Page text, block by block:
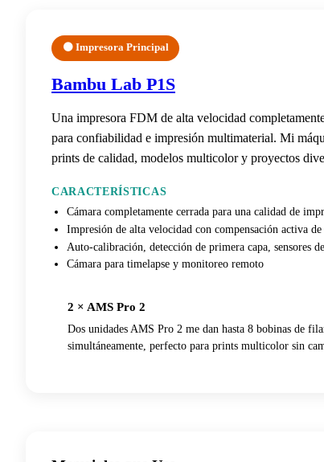
🟠 Impresora Principal
Bambu Lab P1S
Una impresora FDM de alta velocidad
para confiabilidad e impresión multimaterial. Mi
prints de calidad, modelos multicolor y proyectos
CARACTERÍSTICAS
Cámara completamente cerrada para una calidad de
Impresión de alta velocidad con compensación activa
Auto-calibración, detección de primera capa, sensores
Cámara para timelapse y monitoreo remoto
2 × AMS Pro 2
Dos unidades AMS Pro 2 me dan hasta 8 bobinas de
simultáneamente, perfecto para prints multicolor sin